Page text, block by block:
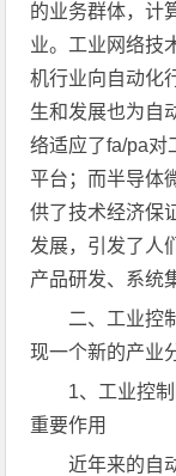
的业务群体，计
业。工业网络技
机行业向自动化
生和发展也为自
络适应了fa/pa对
平台；而半导体
供了技术经济保
发展，引发了人
产品研发、系统
二、工业控
现一个新的产业
1、工业控
重要作用
近年来的自